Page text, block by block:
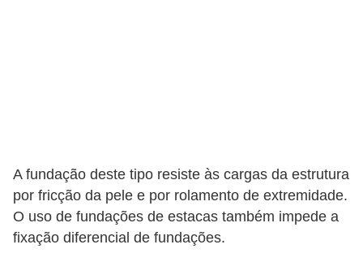
A fundação deste tipo resiste às cargas da estrutura
por fricção da pele e por rolamento de extremidade.
O uso de fundações de estacas também impede a
fixação diferencial de fundações.